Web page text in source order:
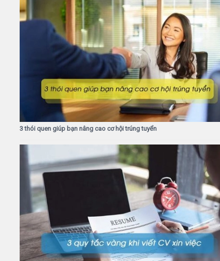
3 thói quen giúp bạn nâng cao cơ hội trúng tuyển